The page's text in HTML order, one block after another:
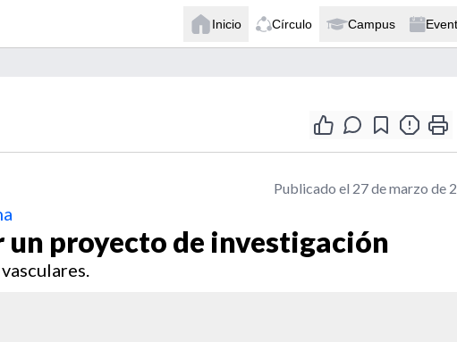
Inicio Círculo Campus
Publicado el 27 de marzo de
proyecto de investigación